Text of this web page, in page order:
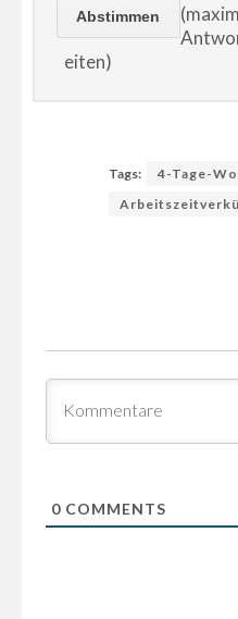
eiten)
Tags:
4-Tage-
0COMMENTS